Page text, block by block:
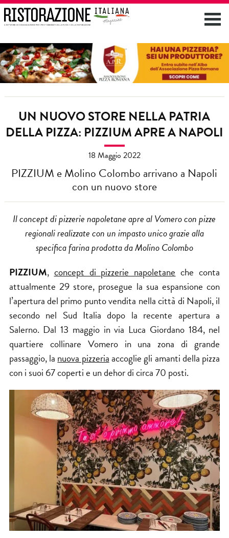
UN NUOVO STORE NELLA PATRIA
DELLA PIZZA: PIZZIUM APRE A NAPOLI
18 Maggio 2022
PIZZIUM e Molino Colombo arrivano a Napoli
con un nuovo store
Il concept di pizzerie napoletane apre al Vomero con pizze
regionali realizzate con un impasto unico grazie alla
specifica farina prodotta da Molino Colombo
PIZZIUM, concept di pizzerie napoletane che conta
attualmente 29 store, prosegue la sua espansione con
l’apertura del primo punto vendita nella città di Napoli, il
secondo nel Sud Italia dopo la recente apertura a
Salerno. Dal 13 maggio in via Luca Giordano 184, nel
quartiere collinare Vomero in una zona di grande
passaggio, la nuova pizzeriaaccoglie gli amanti della pizza
con i suoi 67 coperti e un dehor di circa 70 posti.